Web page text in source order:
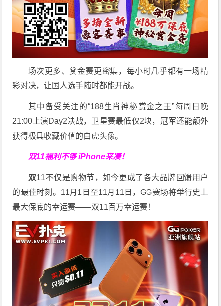
场次更多、赏金赛更密集，每小时几乎都有一场精
彩对决，让国人选手随时都能开战。
其中备受关注的“188生肖神秘赏金之王”每周日晚
21:00上演Day2决战，卫星赛最低仅2块，冠军还能额外
获得极具收藏价值的白虎头像。
双11福利不够 iPhone来凑！
双11不仅是购物节，如今更成了各大品牌回馈用户
的最佳时刻。11月1日至11月11日，GG赛场将举行史上
最大保底的幸运赛——双11百万幸运赛！